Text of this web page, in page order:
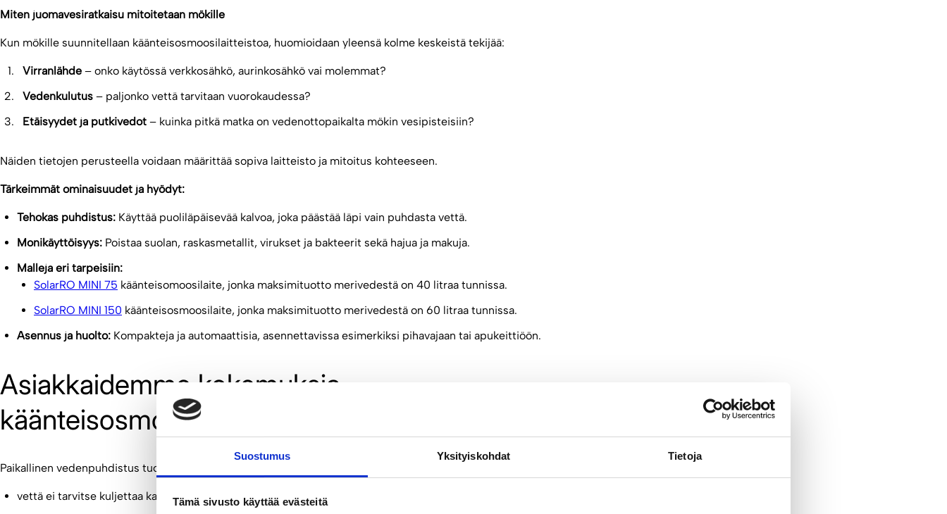
Suostumus Yksityiskohdat Tietoja
Tämä sivusto käyttää evästeitä
Miten juomavesiratkaisu mitoitetaan mökille
Kun mökille suunnitellaan käänteisosmoosilaitteistoa, huomioidaan yleensä kolme keskeistä tekijää:
Virranlähde – onko käytössä verkkosähkö, aurinkosähkö vai molemmat?
Vedenkulutus – paljonko vettä tarvitaan vuorokaudessa?
Etäisyydet ja putkivedot – kuinka pitkä matka on vedenottopaikalta mökin vesipisteisiin?
Näiden tietojen perusteella voidaan määrittää sopiva laitteisto ja mitoitus kohteeseen.
Tärkeimmät ominaisuudet ja hyödyt:
Tehokas puhdistus: Käyttää puoliläpäisevää kalvoa, joka päästää läpi vain puhdasta vettä.
Monikäyttöisyys: Poistaa suolan, raskasmetallit, virukset ja bakteerit sekä hajua ja makuja.
Malleja eri tarpeisiin:
SolarRO MINI 75 käänteisomoosilaite, jonka maksimituotto merivedestä on 40 litraa tunnissa.
SolarRO MINI 150 käänteisosmoosilaite, jonka maksimituotto merivedestä on 60 litraa tunnissa.
Asennus ja huolto: Kompakteja ja automaattisia, asennettavissa esimerkiksi pihavajaan tai apukeittiöön.
Asiakkaidemme kokemuksia
käänteisosmoosilaitteiden hyödyistä
Paikallinen vedenpuhdistus tuo konkreettisia hyötyjä mökkielämään:
vettä ei tarvitse kuljettaa kanistereissa mantereelta käsin